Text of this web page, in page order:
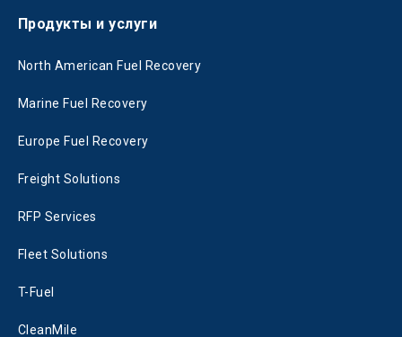
Продукты и услуги
North American Fuel Recovery
Marine Fuel Recovery
Europe Fuel Recovery
Freight Solutions
RFP Services
Fleet Solutions
T-Fuel
CleanMile